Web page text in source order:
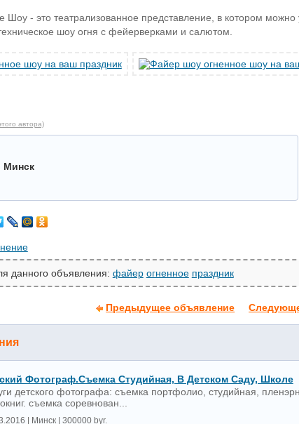
- это театрализованное представление, в котором
шоу огня с фейерверками и салютом.
автора)
Минск
данного объявления: файер огненное праздник
Предыдущее объявление
Фотограф.съемка Студийная, В Детском Саду, Школе
детского фотографа: съемка портфолио, студийная,
съемка соревнован...
| Минск | 300000 byr.